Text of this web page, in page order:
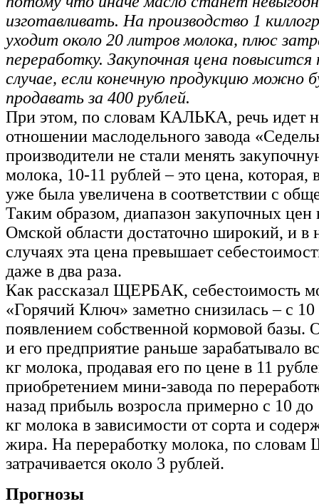
изготавливать. На производство 1
уходит около 20 литров молока, плюс
переработку. Закупочная цена
случае, если конечную продукцию можно
продавать за 400 рублей.
При этом, по словам КАЛЬКА, речь идет
отношении маслодельного завода
производители не стали менять
молока, 10-11 рублей – это цена, которая,
уже была увеличена в соответствии с
Таким образом, диапазон закупочных цен
Омской области достаточно широкий, и в
случаях эта цена превышает
даже в два раза.
Как рассказал ЩЕРБАК, себестоимость
«Горячий Ключ» заметно снизилась – с
появлением собственной кормовой базы.
и его предприятие раньше зарабатывало
кг молока, продавая его по цене в 11
приобретением мини-завода по
назад прибыль возросла примерно с 10 до
кг молока в зависимости от сорта и
жира. На переработку молока, по
затрачивается около 3 рублей.
Прогнозы